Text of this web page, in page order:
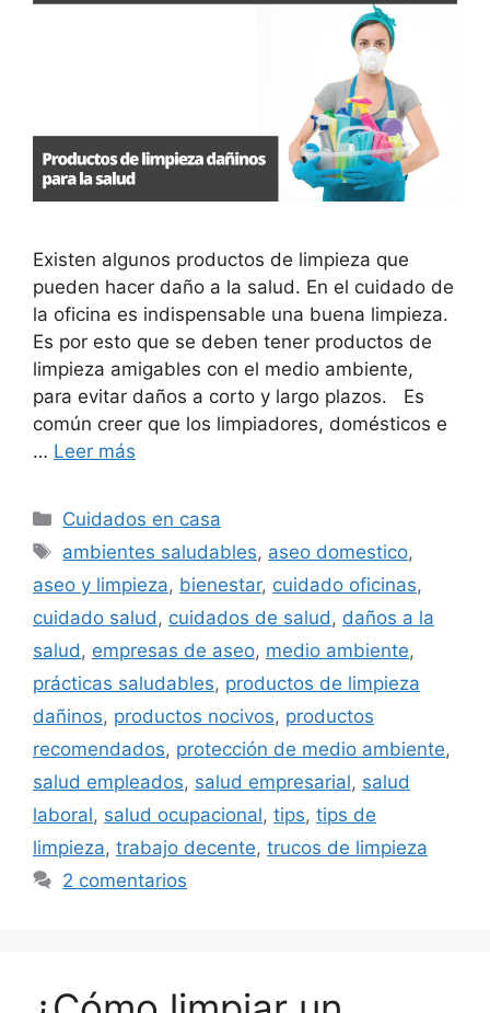
Existen algunos productos de limpieza que
pueden hacer daño a la salud. En el cuidado de
la oficina es indispensable una buena limpieza.
Es por esto que se deben tener productos de
limpieza amigables con el medio ambiente,
para evitar daños a corto y largo plazos. Es
común creer que los limpiadores, domésticos e
… Leer más
Categorías
Cuidados en casa
Etiquetas
ambientes saludables, aseo domestico,
aseo y limpieza, bienestar, cuidado oficinas,
cuidado salud , cuidados de salud , daños a la
salud , empresas de aseo, medio ambiente,
prácticas saludables, productos de limpieza
dañinos, productos nocivos, productos
recomendados, protección de medio ambiente,
salud empleados, salud empresarial, salud
laboral, salud ocupacional, tips, tips de
limpieza, trabajo decente, trucos de limpieza
2 comentarios